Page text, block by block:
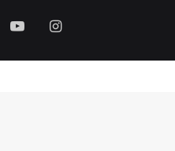
YouTubeInstagram